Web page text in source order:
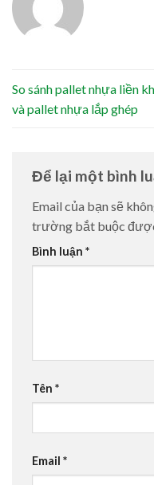
So sánh pallet nhựa liền
và pallet nhựa lắp ghép
Để lại một bình
Email của bạn sẽ
trường bắt buộc
Bình luận *
Tên *
Email *